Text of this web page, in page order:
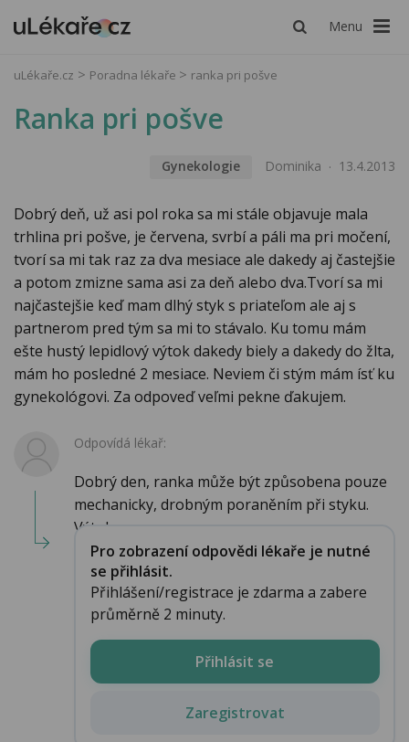
Menu
uLékaře.cz Poradna lékaře ranka pri pošve
Ranka pri pošve
Gynekologie Dominika 13.4.2013
Dobrý deň, už asi pol roka sa mi stále objavuje mala
trhlina pri pošve, je červena, svrbí a páli ma pri močení,
tvorí sa mi tak raz za dva mesiace ale dakedy aj častejšie
a potom zmizne sama asi za deň alebo dva.Tvorí sa mi
najčastejšie keď mam dlhý styk s priateľom ale aj s
partnerom pred tým sa mi to stávalo. Ku tomu mám
ešte hustý lepidlový výtok dakedy biely a dakedy do žlta,
mám ho posledné 2 mesiace. Neviem či stým mám ísť ku
gynekológovi. Za odpoveď veľmi pekne ďakujem.
Odpovídá lékař:
Dobrý den, ranka může být způsobena pouze
mechanicky, drobným poraněním při styku.
Výtok z...
Pro zobrazení odpovědi lékaře je nutné
se přihlásit.
Přihlášení/registrace je zdarma a zabere
průměrně 2 minuty.
Přihlásit se
Zaregistrovat